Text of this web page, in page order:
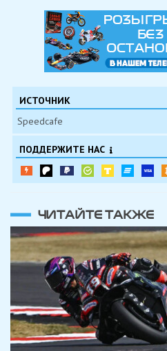
ИСТОЧНИК
Speedcafe
ПОДДЕРЖИТЕ НАС
ЧИТАЙТЕ ТАКЖЕ